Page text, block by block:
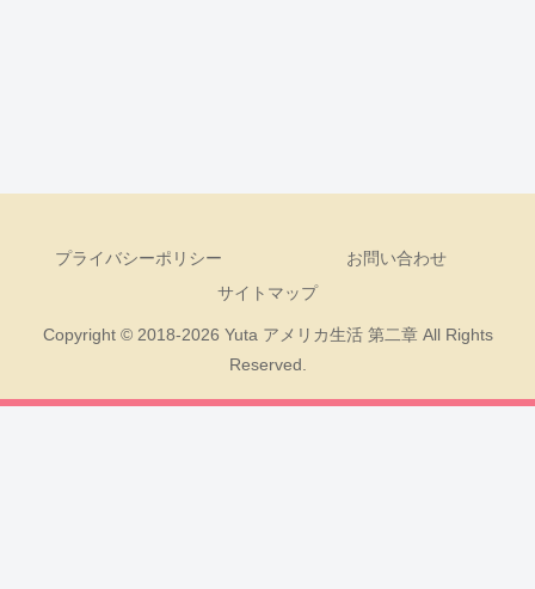
プライバシーポリシー
お問い合わせ
サイトマップ
Copyright © 2018-2026 Yuta アメリカ生活 第二章 All Rights
Reserved.